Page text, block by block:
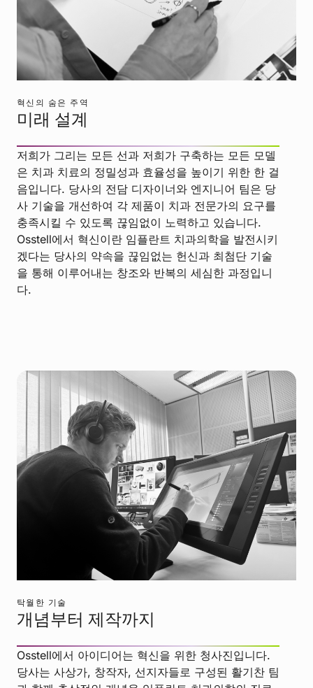
혁신의 숨은 주역
미래 설계
저희가 그리는 모든 선과 저희가 구축하는 모든 모델
은 치과 치료의 정밀성과 효율성을 높이기 위한 한 걸
음입니다. 당사의 전담 디자이너와 엔지니어 팀은 당
사 기술을 개선하여 각 제품이 치과 전문가의 요구를
충족시킬 수 있도록 끊임없이 노력하고 있습니다.
Osstell에서 혁신이란 임플란트 치과의학을 발전시키
겠다는 당사의 약속을 끊임없는 헌신과 최첨단 기술
을 통해 이루어내는 창조와 반복의 세심한 과정입니
다.
탁월한 기술
개념부터 제작까지
Osstell에서 아이디어는 혁신을 위한 청사진입니다.
당사는 사상가, 창작자, 선지자들로 구성된 활기찬 팀